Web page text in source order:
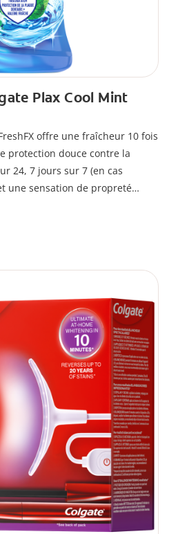
Plax Cool Mint
offre une fraîcheur 10 fois
protection douce contre la
24, 7 jours sur 7 (en cas
une sensation de propreté